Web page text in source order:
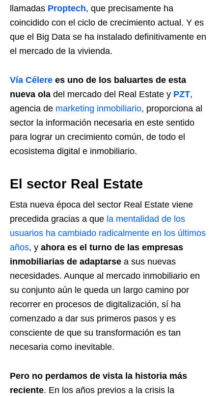
llamadas Proptech, que precisamente ha
coincidido con el ciclo de crecimiento actual. Y es
que el Big Data se ha instalado definitivamente en
el mercado de la vivienda.
Vía Célere es uno de los baluartes de esta
nueva ola del mercado del Real Estate y PZT,
agencia de marketing inmobiliario, proporciona al
sector la información necesaria en este sentido
para lograr un crecimiento común, de todo el
ecosistema digital e inmobiliario.
El sector Real Estate
Esta nueva época del sector Real Estate viene
precedida gracias a que la mentalidad de los
usuarios ha cambiado radicalmente en los últimos
años, y ahora es el turno de las empresas
inmobiliarias de adaptarse a sus nuevas
necesidades. Aunque al mercado inmobiliario en
su conjunto aún le queda un largo camino por
recorrer en procesos de digitalización, sí ha
comenzado a dar sus primeros pasos y es
consciente de que su transformación es tan
necesaria como inevitable.
Pero no perdamos de vista la historia más
reciente. En los años previos a la crisis la